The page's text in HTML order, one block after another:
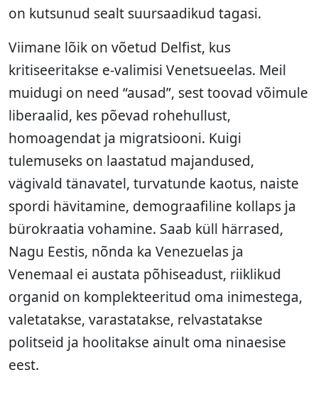
on kutsunud sealt suursaadikud tagasi.
Viimane lõik on võetud Delfist, kus
kritiseeritakse e-valimisi Venetsueelas. Meil
muidugi on need “ausad”, sest toovad võimule
liberaalid, kes põevad rohehullust,
homoagendat ja migratsiooni. Kuigi
tulemuseks on laastatud majandused,
vägivald tänavatel, turvatunde kaotus, naiste
spordi hävitamine, demograafiline kollaps ja
bürokraatia vohamine. Saab küll härrased,
Nagu Eestis, nõnda ka Venezuelas ja
Venemaal ei austata põhiseadust, riiklikud
organid on komplekteeritud oma inimestega,
valetatakse, varastatakse, relvastatakse
politseid ja hoolitakse ainult oma ninaesise
eest.